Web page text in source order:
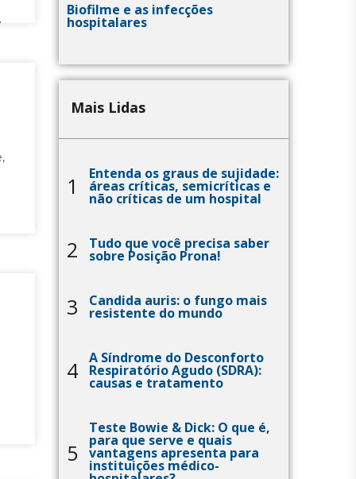
Biofilme e as infecções
hospitalares
Mais Lidas
1 Entenda os graus de sujidade:
áreas críticas, semicríticas e
não críticas de um hospital
2 Tudo que você precisa saber
sobre Posição Prona!
3 Candida auris: o fungo mais
resistente do mundo
4 A Síndrome do Desconforto
Respiratório Agudo (SDRA):
causas e tratamento
5
Teste Bowie & Dick: O que é,
para que serve e quais
vantagens apresenta para
instituições médico-